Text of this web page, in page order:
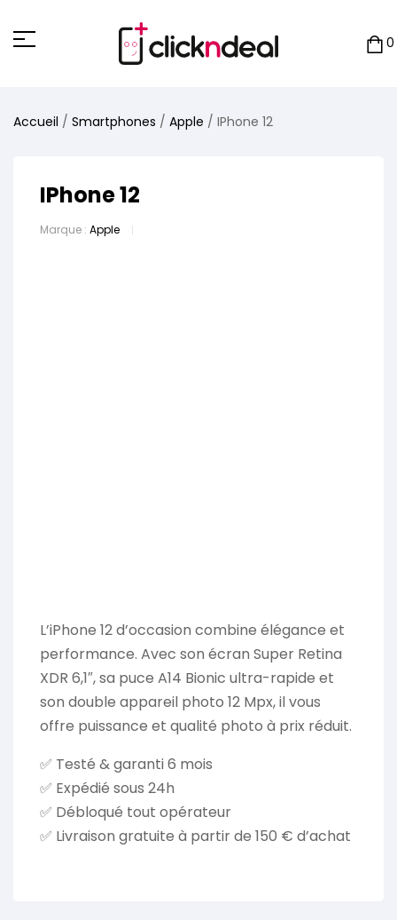
0
Accueil / Smartphones / Apple / IPhone 12
IPhone 12
Marque : Apple
L’iPhone 12 d’occasion combine élégance et
performance. Avec son écran Super Retina
XDR 6,1″, sa puce A14 Bionic ultra-rapide et
son double appareil photo 12 Mpx, il vous
offre puissance et qualité photo à prix réduit.
✅ Testé & garanti 6 mois
✅ Expédié sous 24h
✅ Débloqué tout opérateur
✅ Livraison gratuite à partir de 150 € d’achat